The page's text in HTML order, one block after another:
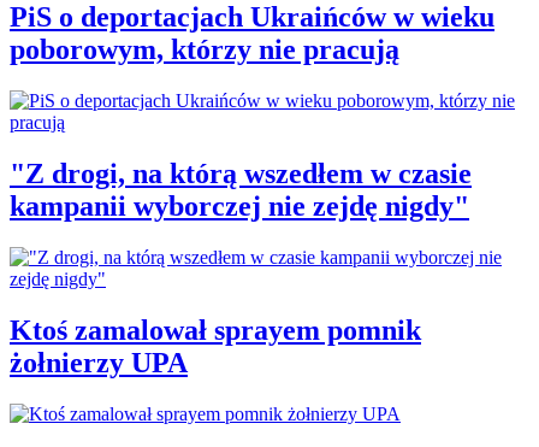
PiS o deportacjach Ukraińców w wieku
poborowym, którzy nie pracują
"Z drogi, na którą wszedłem w czasie
kampanii wyborczej nie zejdę nigdy"
Ktoś zamalował sprayem pomnik
żołnierzy UPA